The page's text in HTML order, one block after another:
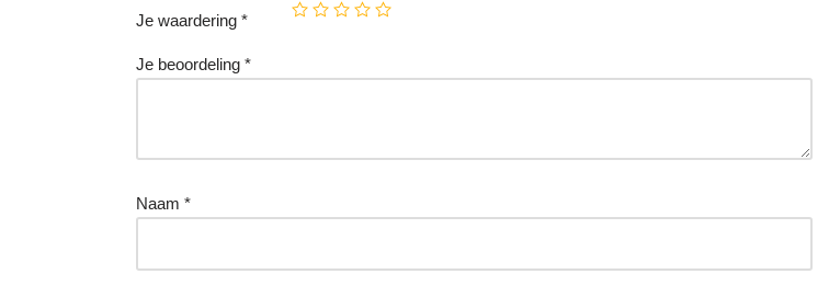
Je waardering *
Je beoordeling *
Naam *